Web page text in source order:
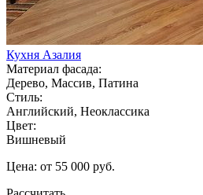
Кухня Азалия
Материал фасада:
Дерево, Массив, Патина
Стиль:
Английский, Неоклассика
Цвет:
Вишневый
Цена: от 55 000 руб.